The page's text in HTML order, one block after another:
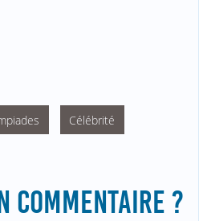
Célébrité
COMMENTAIRE ?